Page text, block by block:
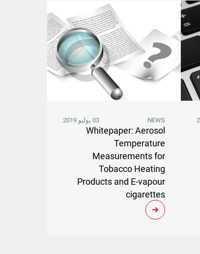
NEWS 03 يوليو 2019
Whitepaper: Aerosol
Temperature
Measurements for
Tobacco Heating
Products and E-vapour
cigarettes